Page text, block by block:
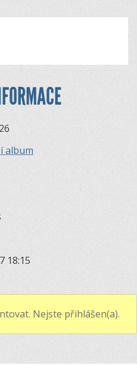
album
18:15
Nejste přihlášen(a).